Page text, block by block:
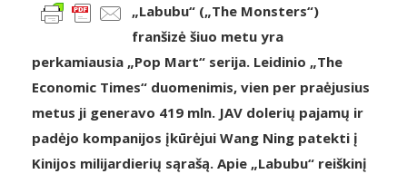
„Labubu“ („The Monsters“)
franšizė šiuo metu yra
perkamiausia „Pop Mart“ serija. Leidinio „The
Economic Times“ duomenimis, vien per praėjusius
metus ji generavo 419 mln. JAV dolerių pajamų ir
padėjo kompanijos įkūrėjui Wang Ning patekti į
Kinijos milijardierių sąrašą. Apie „Labubu“ reiškinį